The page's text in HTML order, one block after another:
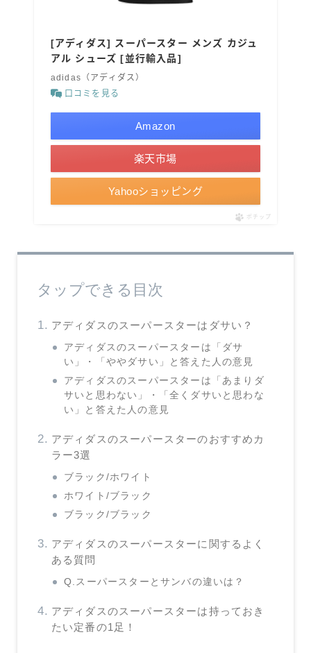
[アディダス] スーパースター メンズ カジュ
アル シューズ [並行輸入品]
adidas（アディダス）
口コミを見る
Amazon
楽天市場
Yahooショッピング
ポチップ
タップできる目次
アディダスのスーパースターはダサい？
アディダスのスーパースターは「ダサ
い」・「ややダサい」と答えた人の意見
アディダスのスーパースターは「あまりダ
サいと思わない」・「全くダサいと思わな
い」と答えた人の意見
アディダスのスーパースターのおすすめカ
ラー3選
ブラック/ホワイト
ホワイト/ブラック
ブラック/ブラック
アディダスのスーパースターに関するよく
ある質問
Q.スーパースターとサンバの違いは？
アディダスのスーパースターは持っておき
たい定番の1足！